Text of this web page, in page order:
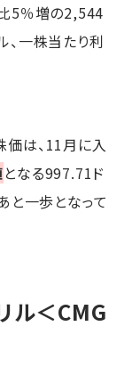
5％増の2,544
一株当たり利
は、11月に入
となる997.71ド
と一歩となって
ル＜CMG